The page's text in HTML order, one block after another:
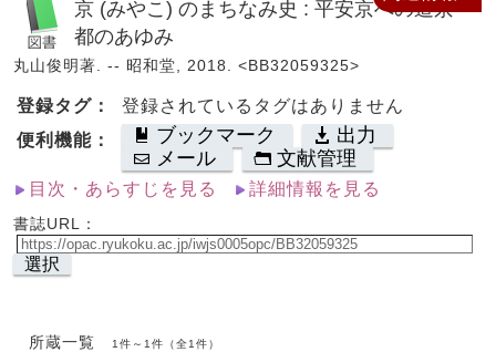
京 (みやこ) のまちなみ史 : 平安京への道京
都のあゆみ
丸山俊明著. -- 昭和堂, 2018. <BB32059325>
登録タグ：
登録されているタグはありません
便利機能：
ブックマーク
出力
メール
文献管理
目次・あらすじを見る 詳細情報を見る
書誌URL：
選択
所蔵一覧 1件～1件（全1件）